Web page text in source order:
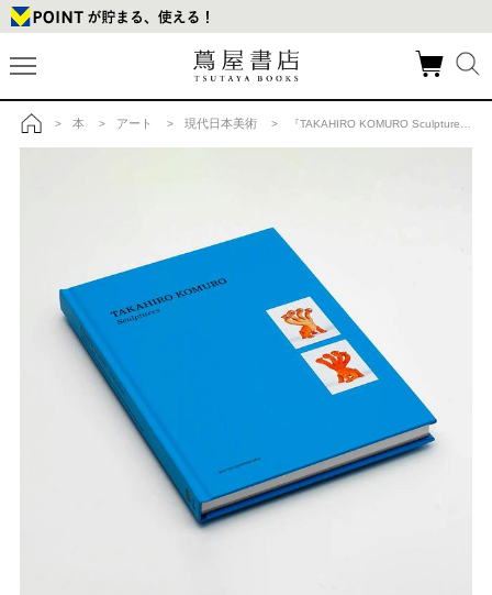
トップ
> 本 > アート > 現代日本美術 > 『TAKAHIRO KOMURO Sculptures』 コムロタカヒロ 作品集の商品詳細